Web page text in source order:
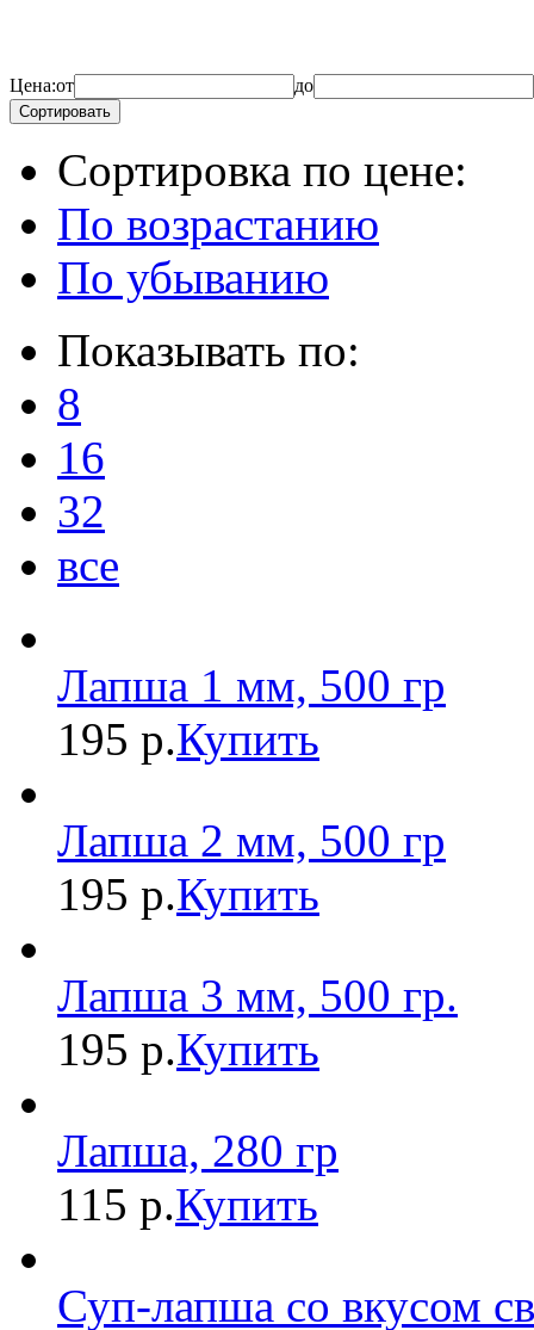
Цена:от до
Сортировать
Сортировка по цене:
По возрастанию
По убыванию
Показывать по:
8
16
32
все
Лапша 1 мм, 500 гр
195 р.Купить
Лапша 2 мм, 500 гр
195 р.Купить
Лапша 3 мм, 500 гр.
195 р.Купить
Лапша, 280 гр
115 р.Купить
Суп-лапша со вкусом